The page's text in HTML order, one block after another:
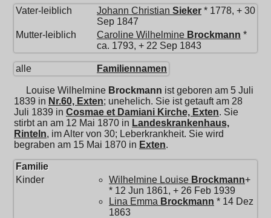
Vater-leiblich Johann Christian Sieker * 1778, + 30
Sep 1847
Mutter-leiblich
Caroline Wilhelmine Brockmann *
ca. 1793, + 22 Sep 1843
alle Familiennamen
Louise Wilhelmine Brockmann ist geboren am 5 Juli
1839 in Nr.60, Exten; unehelich. Sie ist getauft am 28
Juli 1839 in Cosmae et Damiani Kirche, Exten. Sie
stirbt an am 12 Mai 1870 in Landeskrankenhaus,
Rinteln, im Alter von 30; Leberkrankheit. Sie wird
begraben am 15 Mai 1870 in Exten.
Familie
Kinder
Wilhelmine Louise Brockmann+
* 12 Jun 1861, + 26 Feb 1939
Lina Emma Brockmann * 14 Dez
1863